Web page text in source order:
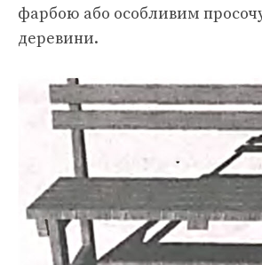
фарбою або особливим
деревини.